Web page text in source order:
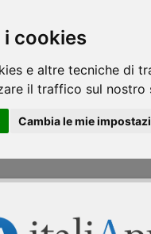
i cookies
e altre tecniche di
il traffico sul
Cambia le mie